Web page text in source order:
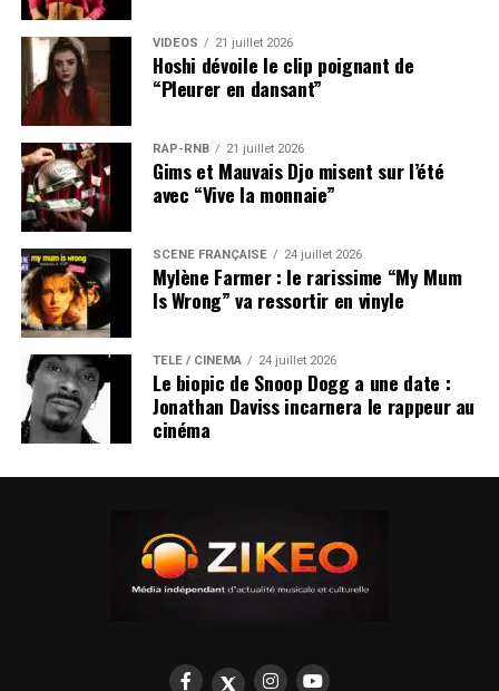
VIDEOS 21 juillet 2026
Hoshi dévoile le clip poignant de
“Pleurer en dansant”
RAP-RNB 21 juillet 2026
Gims et Mauvais Djo misent sur l’été
avec “Vive la monnaie”
SCÈNE FRANÇAISE 24 juillet 2026
Mylène Farmer : le rarissime “My Mum
Is Wrong” va ressortir en vinyle
TÉLÉ / CINÉMA 24 juillet 2026
Le biopic de Snoop Dogg a une date :
Jonathan Daviss incarnera le rappeur au
cinéma